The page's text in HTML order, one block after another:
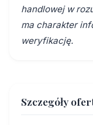
handlowej w
ma charakter
weryfikację.
Szczegóły